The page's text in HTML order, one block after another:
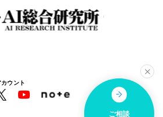
ご相談
ウント